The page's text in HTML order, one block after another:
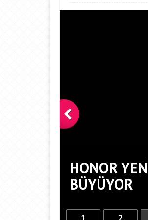
HONOR
BÜYÜYOR
1 2